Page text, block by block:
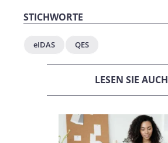
STICHWORTE
eIDAS QES
LESEN SIE AUCH